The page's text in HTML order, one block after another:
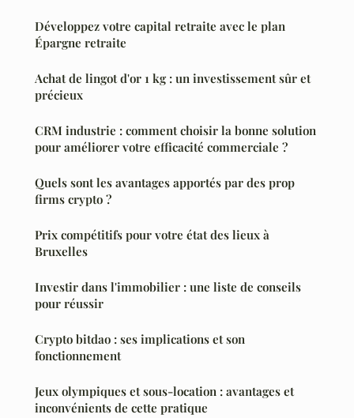
Développez votre capital retraite avec le plan
Épargne retraite
Achat de lingot d'or 1 kg : un investissement sûr et
précieux
CRM industrie : comment choisir la bonne solution
pour améliorer votre efficacité commerciale ?
Quels sont les avantages apportés par des prop
firms crypto ?
Prix compétitifs pour votre état des lieux à
Bruxelles
Investir dans l'immobilier : une liste de conseils
pour réussir
Crypto bitdao : ses implications et son
fonctionnement
Jeux olympiques et sous-location : avantages et
inconvénients de cette pratique